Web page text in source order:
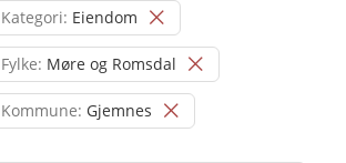
Kategori: Eiendom
Fylke: Møre og Romsdal
Kommune: Gjemnes